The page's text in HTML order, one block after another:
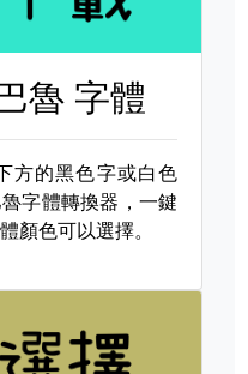
巴魯 字體
方的黑色字或白色
字體轉換器，一鍵
顏色可以選擇。